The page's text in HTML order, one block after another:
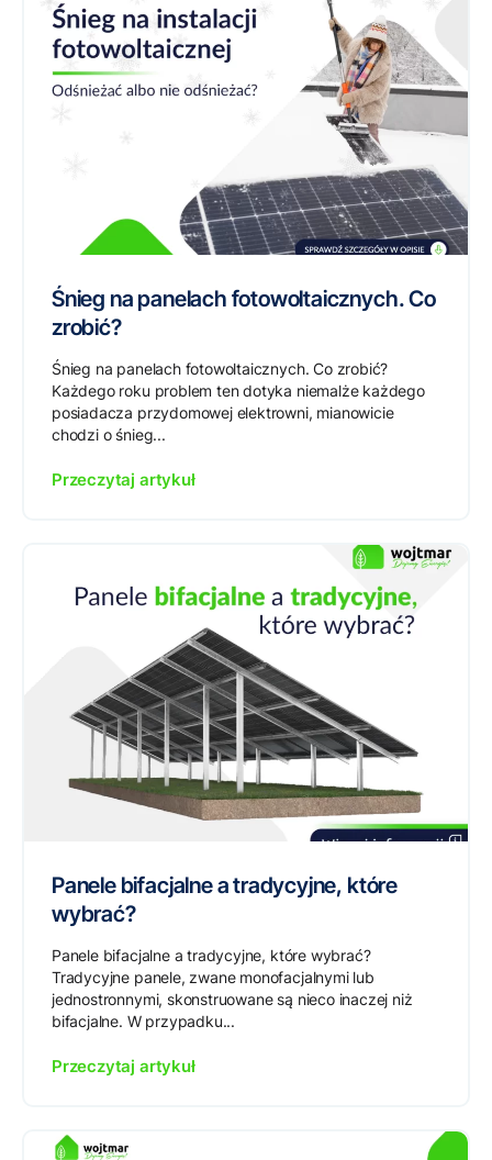
Śnieg na panelach fotowoltaicznych. Co
zrobić?
Śnieg na panelach fotowoltaicznych. Co zrobić?
Każdego roku problem ten dotyka niemalże każdego
posiadacza przydomowej elektrowni, mianowicie
chodzi o śnieg...
Przeczytaj artykuł
Panele bifacjalne a tradycyjne, które
wybrać?
Panele bifacjalne a tradycyjne, które wybrać?
Tradycyjne panele, zwane monofacjalnymi lub
jednostronnymi, skonstruowane są nieco inaczej niż
bifacjalne. W przypadku...
Przeczytaj artykuł